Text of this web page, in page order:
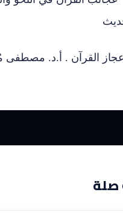
القرآن . أ.د. مصطفى
صلة